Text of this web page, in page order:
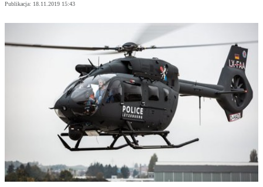
Publikacja: 18.11.2019 15:43